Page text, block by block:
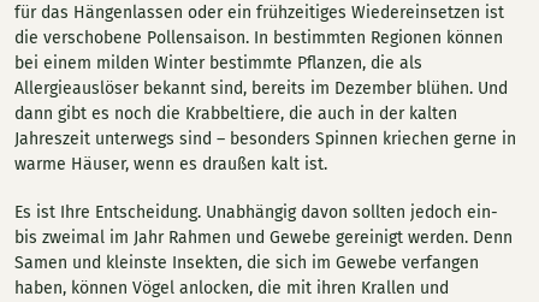
für das Hängenlassen oder ein frühzeitiges Wiedereinsetzen ist
die verschobene Pollensaison. In bestimmten Regionen können
bei einem milden Winter bestimmte Pflanzen, die als
Allergieauslöser bekannt sind, bereits im Dezember blühen. Und
dann gibt es noch die Krabbeltiere, die auch in der kalten
Jahreszeit unterwegs sind – besonders Spinnen kriechen gerne in
warme Häuser, wenn es draußen kalt ist.
Es ist Ihre Entscheidung. Unabhängig davon sollten jedoch ein-
bis zweimal im Jahr Rahmen und Gewebe gereinigt werden. Denn
Samen und kleinste Insekten, die sich im Gewebe verfangen
haben, können Vögel anlocken, die mit ihren Krallen und